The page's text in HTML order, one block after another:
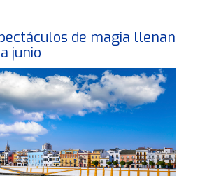
de magia llenan
junio